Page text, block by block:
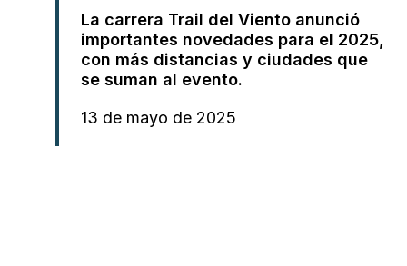
La carrera Trail del Viento anunció
importantes novedades para el 2025,
con más distancias y ciudades que
se suman al evento.
13 de mayo de 2025